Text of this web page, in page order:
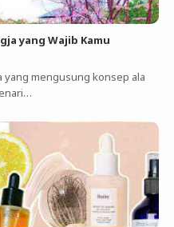
yang Wajib Kamu
yang mengusung konsep ala